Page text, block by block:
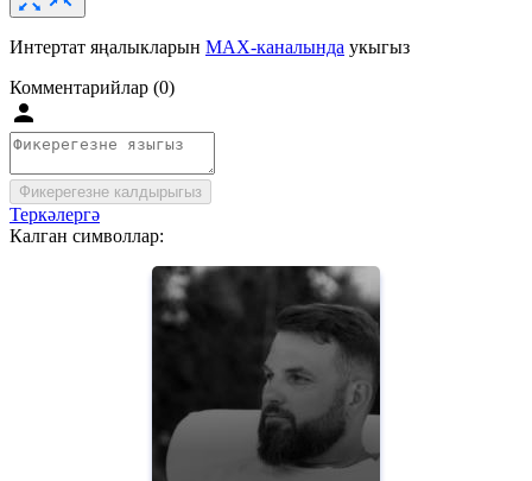
Интертат яңалыкларын MAX-каналында укыгыз
Комментарийлар (0)
Фикерегезне калдырыгыз
Теркәлергә
Калган символлар: